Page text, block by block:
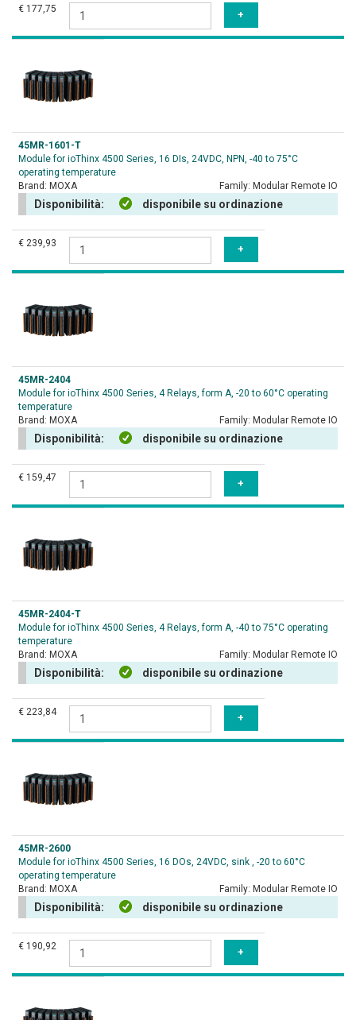
€ 177,75
45MR-1601-T
Module for ioThinx 4500 Series, 16 DIs, 24VDC, NPN, -40 to 75°C
operating temperature
Brand: MOXA Family: Modular Remote IO
Disponibilità: disponibile su ordinazione
€ 239,93
45MR-2404
Module for ioThinx 4500 Series, 4 Relays, form A, -20 to 60°C operating
temperature
Brand: MOXA Family: Modular Remote IO
Disponibilità: disponibile su ordinazione
€ 159,47
45MR-2404-T
Module for ioThinx 4500 Series, 4 Relays, form A, -40 to 75°C operating
temperature
Brand: MOXA Family: Modular Remote IO
Disponibilità: disponibile su ordinazione
€ 223,84
45MR-2600
Module for ioThinx 4500 Series, 16 DOs, 24VDC, sink , -20 to 60°C
operating temperature
Brand: MOXA Family: Modular Remote IO
Disponibilità: disponibile su ordinazione
€ 190,92